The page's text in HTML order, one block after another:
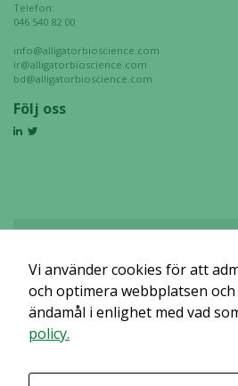
Telefon:
046 540 82 00
info@alligatorbioscience.com
ir@alligatorbioscience.com
bd@alligatorbioscience.com
Följ oss
Det verkar som om dina inställningar
avstängt.
Vi använder cookies för att
och optimera webbplatsen
ändamål i enlighet med vad
policy.